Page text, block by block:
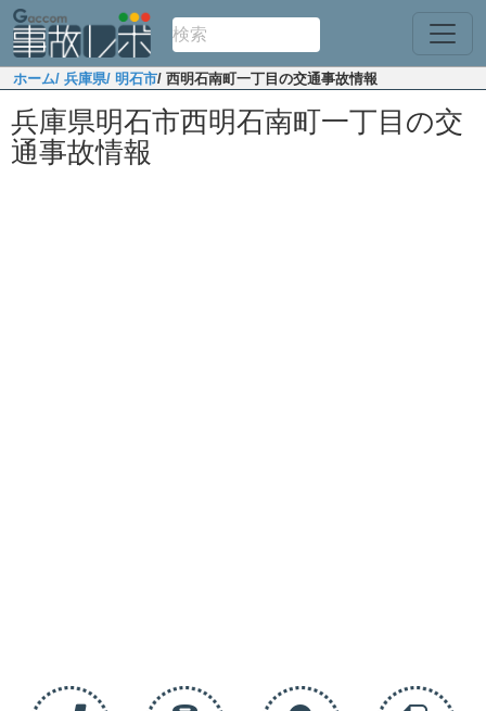
ホーム/ 兵庫県/ 明石市/ 西明石南町一丁目の交通事故情報
兵庫県明石市西明石南町一丁目の交
通事故情報